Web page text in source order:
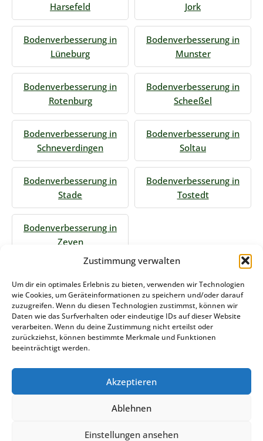
Zustimmung verwalten
Um dir ein optimales Erlebnis zu bieten, verwenden wir Technologien
wie Cookies, um Geräteinformationen zu speichern und/oder darauf
zuzugreifen. Wenn du diesen Technologien zustimmst, können wir
Daten wie das Surfverhalten oder eindeutige IDs auf dieser Website
verarbeiten. Wenn du deine Zustimmung nicht erteilst oder
zurückziehst, können bestimmte Merkmale und Funktionen
beeinträchtigt werden.
Akzeptieren
Ablehnen
Einstellungen ansehen
Harsefeld
Jork
Bodenverbesserung in
Lüneburg
Bodenverbesserung in
Munster
Bodenverbesserung in
Rotenburg
Bodenverbesserung in
Scheeßel
Bodenverbesserung in
Schneverdingen
Bodenverbesserung in
Soltau
Bodenverbesserung in
Stade
Bodenverbesserung in
Tostedt
Bodenverbesserung in
Zeven
Jetzt Anfrage stellen
Zum Formular
Das könnte Sie auch interessieren
Winterdienst Mecklenburg Vorpommern